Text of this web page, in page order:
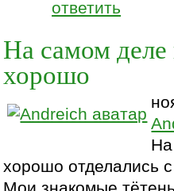
ответить
На самом
хорошо
хорошо отделались